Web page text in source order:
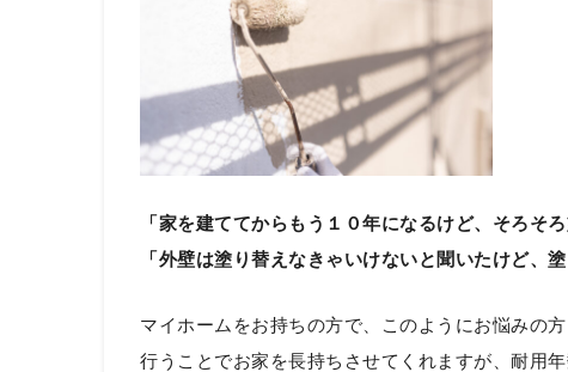
「家を建ててからもう１０年になるけど、そろそ
「外壁は塗り替えなきゃいけないと聞いたけど、
マイホームをお持ちの方で、このようにお悩みの
行うことでお家を長持ちさせてくれますが、耐用